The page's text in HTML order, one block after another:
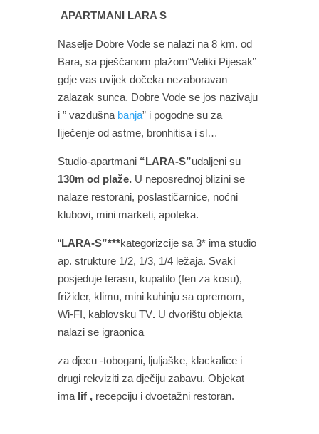
APARTMANI LARA S
Naselje Dobre Vode se nalazi na 8 km. od
Bara, sa pješčanom plažom“Veliki Pijesak”
gdje vas uvijek dočeka nezaboravan
zalazak sunca. Dobre Vode se jos nazivaju
i ” vazdušna banja” i pogodne su za
liječenje od astme, bronhitisa i sl…
Studio-apartmani “LARA-S”udaljeni su
130m od plaže. U neposrednoj blizini se
nalaze restorani, poslastičarnice, noćni
klubovi, mini marketi, apoteka.
“LARA-S”***kategorizcije sa 3* ima studio
ap. strukture 1/2, 1/3, 1/4 ležaja. Svaki
posjeduje terasu, kupatilo (fen za kosu),
frižider, klimu, mini kuhinju sa opremom,
Wi-FI, kablovsku TV. U dvorištu objekta
nalazi se igraonica
za djecu -tobogani, ljuljaške, klackalice i
drugi rekviziti za dječiju zabavu. Objekat
ima lif , recepciju i dvoetažni restoran.